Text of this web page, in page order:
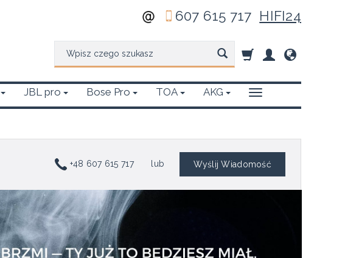
607 615 717 HIFI24
JBL pro Bose Pro TOA AKG
+48 607 615 717 lub Wyślij Wiadomość